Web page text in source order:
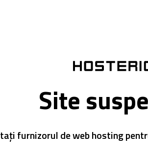
Site
furnizorul de web hosting